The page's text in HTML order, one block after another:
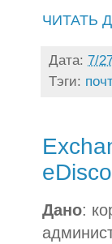
ЧИТАТЬ
Дата: 7/
Тэги:
Дано: